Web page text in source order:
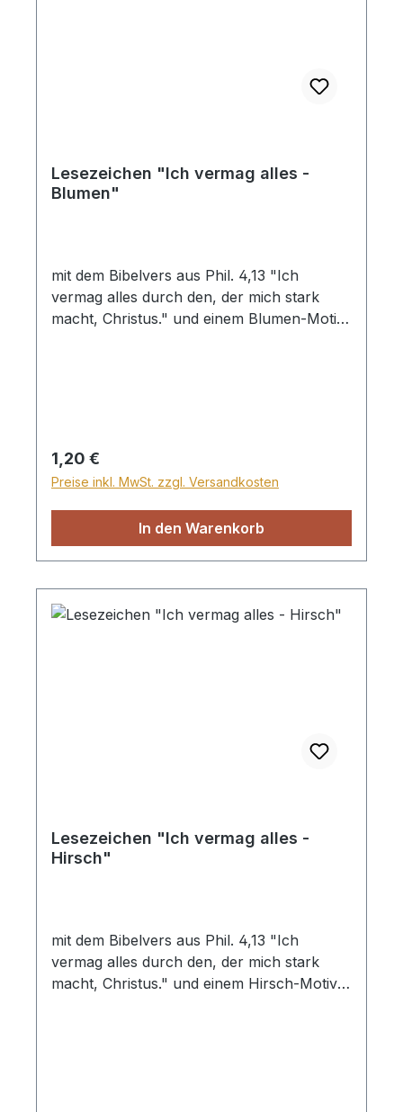
Lesezeichen "Ich vermag alles -
Blumen"
mit dem Bibelvers aus Phil. 4,13 "Ich
vermag alles durch den, der mich stark
macht, Christus." und einem Blumen-Motiv.
Regulärer Preis:
1,20 €
Preise inkl. MwSt. zzgl. Versandkosten
In den Warenkorb
Lesezeichen "Ich vermag alles -
Hirsch"
mit dem Bibelvers aus Phil. 4,13 "Ich
vermag alles durch den, der mich stark
macht, Christus." und einem Hirsch-Motiv.